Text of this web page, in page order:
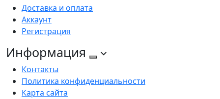
Доставка и оплата
Аккаунт
Регистрация
Информация
Контакты
Политика конфиденциальности
Карта сайта